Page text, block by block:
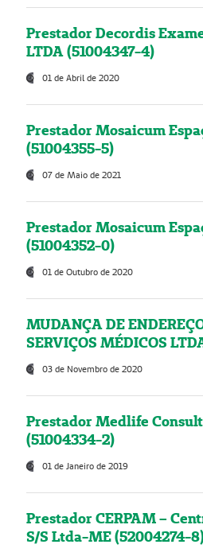
Prestador Decordis
LTDA (51004347-4)
01 de Abril de 2020
Prestador Mosaicum
(51004355-5)
07 de Maio de 2021
Prestador Mosaicum
(51004352-0)
01 de Outubro de 2020
MUDANÇA DE
SERVIÇOS MÉDICOS
03 de Novembro de 2020
Prestador Medlife
(51004334-2)
01 de Janeiro de 2019
Prestador CERPAM –
S/S Ltda-ME (52004274-